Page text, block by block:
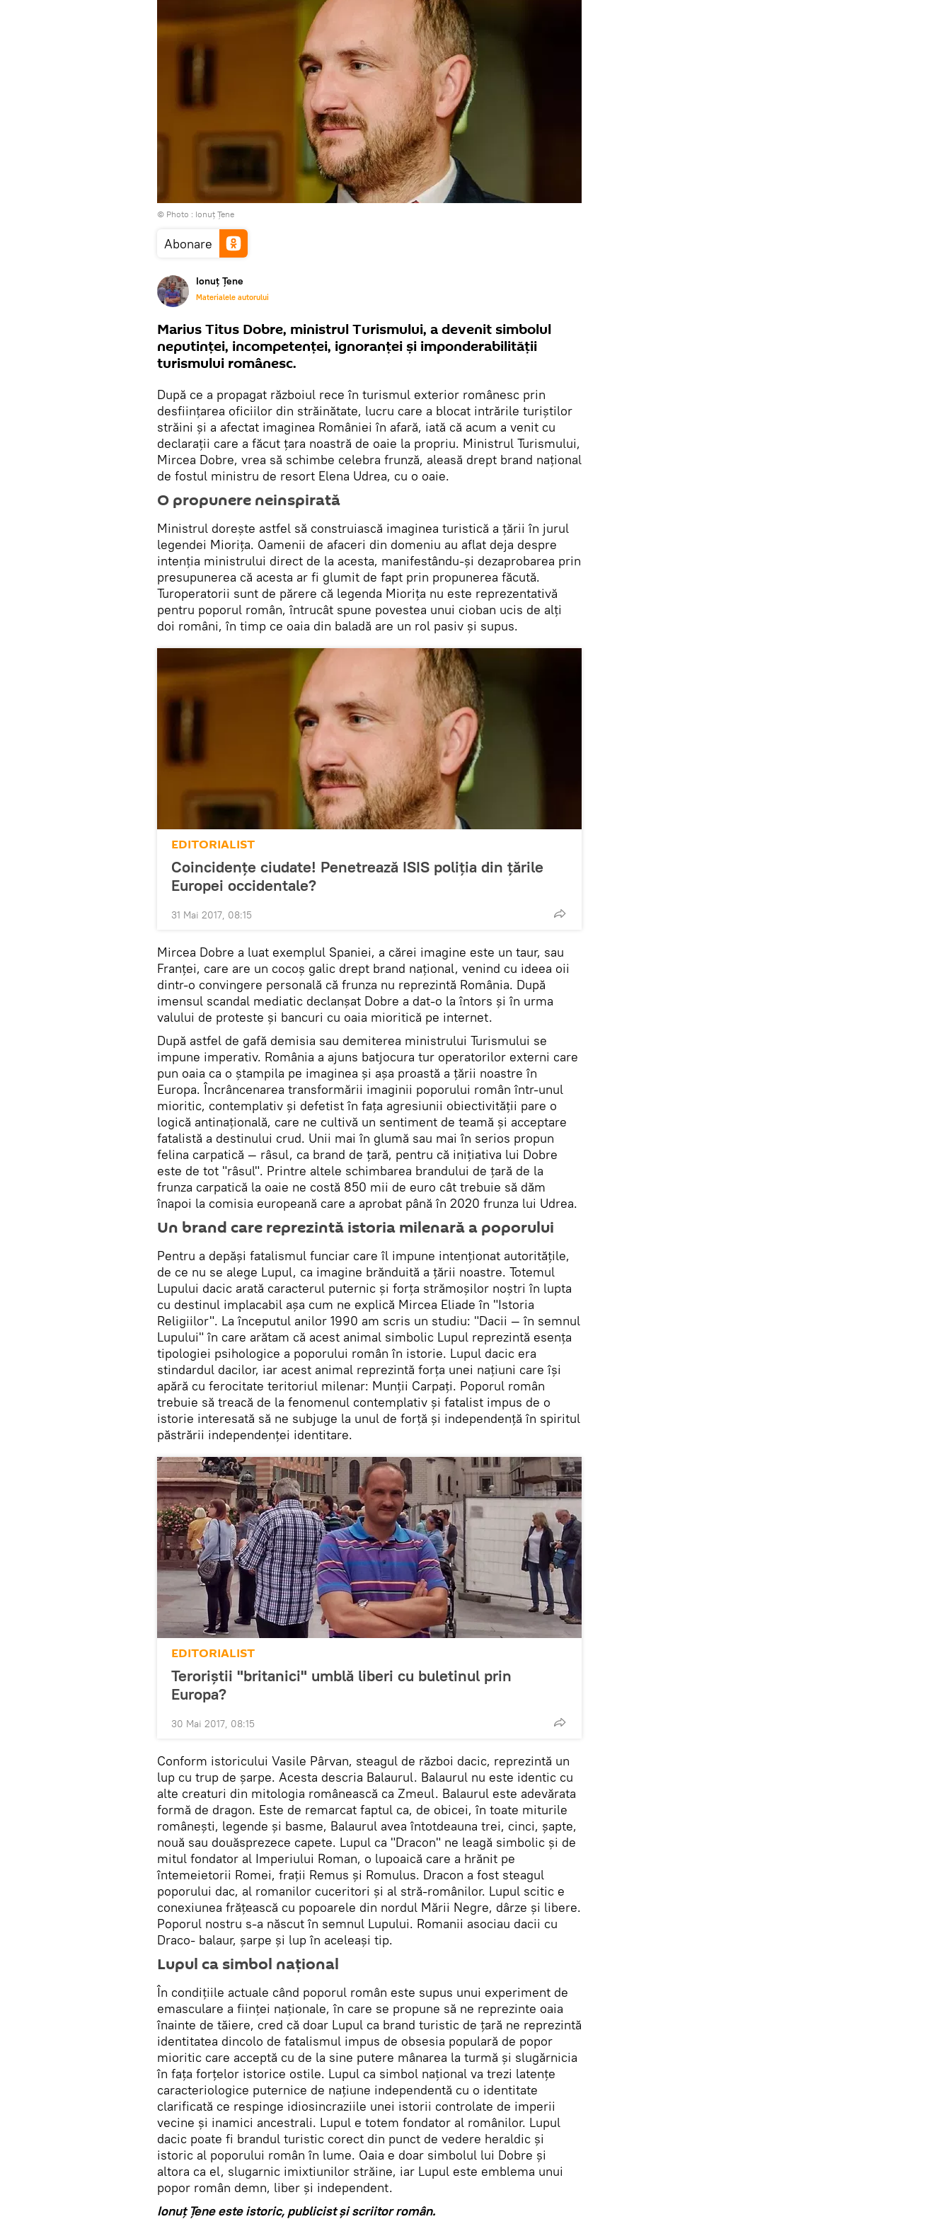
© Photo : Ionuț Țene
Abonare
Ionuț Țene
Materialele autorului
Marius Titus Dobre, ministrul Turismului, a devenit simbolul
neputinței, incompetenței, ignoranței și imponderabilității
turismului românesc.
După ce a propagat războiul rece în turismul exterior românesc prin
desființarea oficiilor din străinătate, lucru care a blocat intrările turiștilor
străini și a afectat imaginea României în afară, iată că acum a venit cu
declarații care a făcut țara noastră de oaie la propriu. Ministrul Turismului,
Mircea Dobre, vrea să schimbe celebra frunză, aleasă drept brand național
de fostul ministru de resort Elena Udrea, cu o oaie.
O propunere neinspirată
Ministrul dorește astfel să construiască imaginea turistică a țării în jurul
legendei Miorița. Oamenii de afaceri din domeniu au aflat deja despre
intenția ministrului direct de la acesta, manifestându-și dezaprobarea prin
presupunerea că acesta ar fi glumit de fapt prin propunerea făcută.
Turoperatorii sunt de părere că legenda Miorița nu este reprezentativă
pentru poporul român, întrucât spune povestea unui cioban ucis de alți
doi români, în timp ce oaia din baladă are un rol pasiv și supus.
EDITORIALIST
Coincidențe ciudate! Penetrează ISIS poliția din țările
Europei occidentale?
31 Mai 2017, 08:15
Mircea Dobre a luat exemplul Spaniei, a cărei imagine este un taur, sau
Franței, care are un cocoș galic drept brand național, venind cu ideea oii
dintr-o convingere personală că frunza nu reprezintă România. După
imensul scandal mediatic declanșat Dobre a dat-o la întors și în urma
valului de proteste și bancuri cu oaia mioritică pe internet.
După astfel de gafă demisia sau demiterea ministrului Turismului se
impune imperativ. România a ajuns batjocura tur operatorilor externi care
pun oaia ca o ștampila pe imaginea și așa proastă a țării noastre în
Europa. Încrâncenarea transformării imaginii poporului român într-unul
mioritic, contemplativ și defetist în fața agresiunii obiectivității pare o
logică antinațională, care ne cultivă un sentiment de teamă și acceptare
fatalistă a destinului crud. Unii mai în glumă sau mai în serios propun
felina carpatică — râsul, ca brand de țară, pentru că inițiativa lui Dobre
este de tot "râsul". Printre altele schimbarea brandului de țară de la
frunza carpatică la oaie ne costă 850 mii de euro cât trebuie să dăm
înapoi la comisia europeană care a aprobat până în 2020 frunza lui Udrea.
Un brand care reprezintă istoria milenară a poporului
Pentru a depăși fatalismul funciar care îl impune intenționat autoritățile,
de ce nu se alege Lupul, ca imagine brănduită a țării noastre. Totemul
Lupului dacic arată caracterul puternic și forța strămoșilor noștri în lupta
cu destinul implacabil așa cum ne explică Mircea Eliade în "Istoria
Religiilor". La începutul anilor 1990 am scris un studiu: "Dacii — în semnul
Lupului" în care arătam că acest animal simbolic Lupul reprezintă esența
tipologiei psihologice a poporului român în istorie. Lupul dacic era
stindardul dacilor, iar acest animal reprezintă forța unei națiuni care își
apără cu ferocitate teritoriul milenar: Munții Carpați. Poporul român
trebuie să treacă de la fenomenul contemplativ și fatalist impus de o
istorie interesată să ne subjuge la unul de forță și independență în spiritul
păstrării independenței identitare.
EDITORIALIST
Teroriștii "britanici" umblă liberi cu buletinul prin
Europa?
30 Mai 2017, 08:15
Conform istoricului Vasile Pârvan, steagul de război dacic, reprezintă un
lup cu trup de șarpe. Acesta descria Balaurul. Balaurul nu este identic cu
alte creaturi din mitologia românească ca Zmeul. Balaurul este adevărata
formă de dragon. Este de remarcat faptul ca, de obicei, în toate miturile
românești, legende și basme, Balaurul avea întotdeauna trei, cinci, șapte,
nouă sau douăsprezece capete. Lupul ca "Dracon" ne leagă simbolic și de
mitul fondator al Imperiului Roman, o lupoaică care a hrănit pe
întemeietorii Romei, frații Remus și Romulus. Dracon a fost steagul
poporului dac, al romanilor cuceritori și al stră-românilor. Lupul scitic e
conexiunea frățească cu popoarele din nordul Mării Negre, dârze și libere.
Poporul nostru s-a născut în semnul Lupului. Romanii asociau dacii cu
Draco- balaur, șarpe și lup în aceleași tip.
Lupul ca simbol național
În condițiile actuale când poporul român este supus unui experiment de
emasculare a ființei naționale, în care se propune să ne reprezinte oaia
înainte de tăiere, cred că doar Lupul ca brand turistic de țară ne reprezintă
identitatea dincolo de fatalismul impus de obsesia populară de popor
mioritic care acceptă cu de la sine putere mânarea la turmă și slugărnicia
în fața forțelor istorice ostile. Lupul ca simbol național va trezi latențe
caracteriologice puternice de națiune independentă cu o identitate
clarificată ce respinge idiosincraziile unei istorii controlate de imperii
vecine și inamici ancestrali. Lupul e totem fondator al românilor. Lupul
dacic poate fi brandul turistic corect din punct de vedere heraldic și
istoric al poporului român în lume. Oaia e doar simbolul lui Dobre și
altora ca el, slugarnic imixtiunilor străine, iar Lupul este emblema unui
popor român demn, liber și independent.
Ionuț Țene este istoric, publicist și scriitor român.